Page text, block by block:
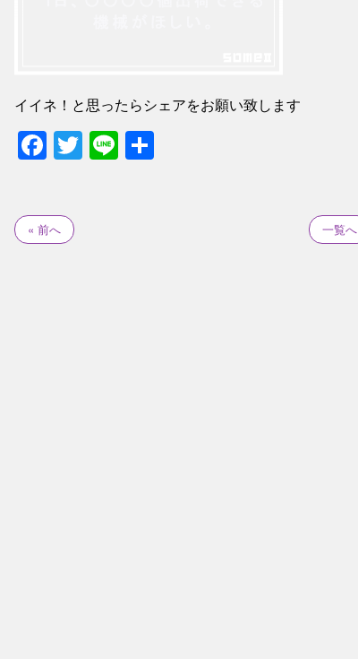
イイネ！と思ったらシェアをお願い致します
Facebook
Twitter
Line
« 前へ 一覧へ